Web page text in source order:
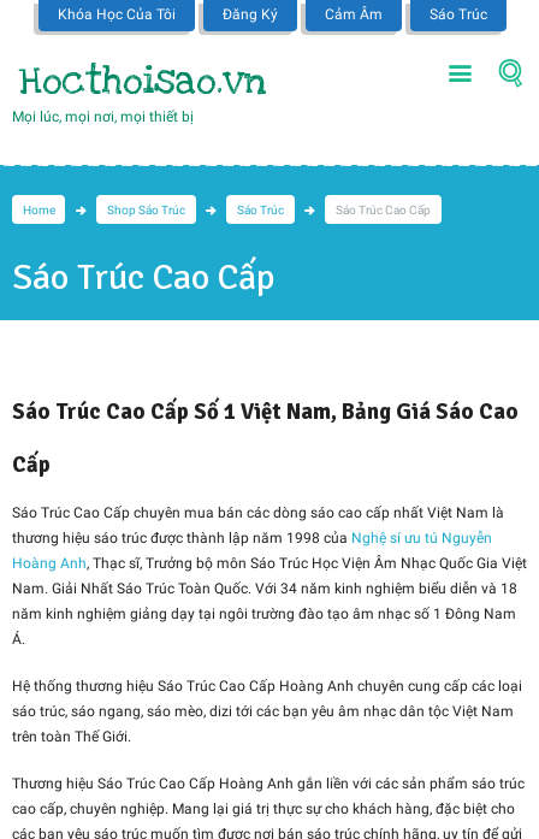
Khóa Học Của Tôi Đăng Ký Cảm Âm Sáo Trúc
Hocthoisao.vn
Mọi lúc, mọi nơi, mọi thiết bị
Home Shop Sáo Trúc Sáo Trúc Sáo Trúc Cao Cấp
Sáo Trúc Cao Cấp
Sáo Trúc Cao Cấp Số 1 Việt Nam, Bảng Giá Sáo Cao
Cấp
Sáo Trúc Cao Cấp chuyên mua bán các dòng sáo cao cấp nhất Việt Nam là
thương hiệu sáo trúc được thành lập năm 1998 của Nghệ sí ưu tú Nguyễn
Hoàng Anh, Thạc sĩ, Trưởng bộ môn Sáo Trúc Học Viện Âm Nhạc Quốc Gia Việt
Nam. Giải Nhất Sáo Trúc Toàn Quốc. Với 34 năm kinh nghiệm biểu diễn và 18
năm kinh nghiệm giảng dạy tại ngôi trường đào tạo âm nhạc số 1 Đông Nam
Á.
Hệ thống thương hiệu Sáo Trúc Cao Cấp Hoàng Anh chuyên cung cấp các loại
sáo trúc, sáo ngang, sáo mèo, dizi tới các bạn yêu âm nhạc dân tộc Việt Nam
trên toàn Thế Giới.
Thương hiệu Sáo Trúc Cao Cấp Hoàng Anh gắn liền với các sản phẩm sáo trúc
cao cấp, chuyên nghiệp. Mang lại giá trị thực sự cho khách hàng, đặc biệt cho
các bạn yêu sáo trúc muốn tìm được nơi bán sáo trúc chính hãng, uy tín để gửi